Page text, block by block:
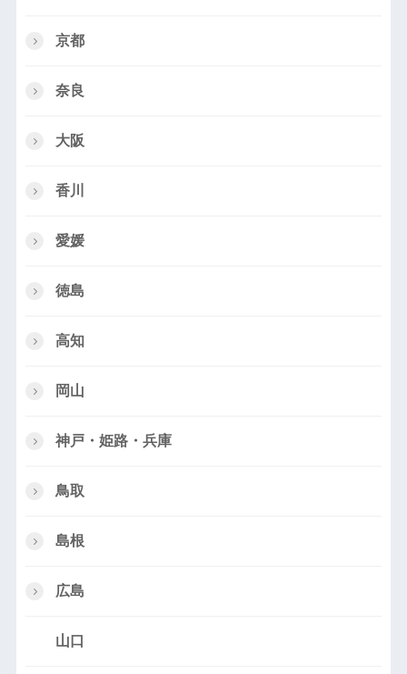
京都
奈良
大阪
香川
愛媛
徳島
高知
岡山
神戸・姫路・兵庫
鳥取
島根
広島
山口